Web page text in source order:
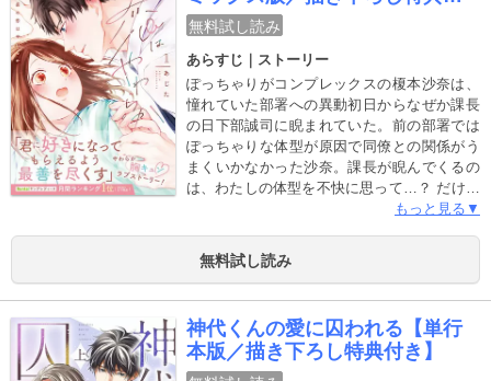
さい。
き】
無料試し読み
あらすじ｜ストーリー
ぽっちゃりがコンプレックスの榎本沙奈は、
憧れていた部署への異動初日からなぜか課長
の日下部誠司に睨まれていた。前の部署では
ぽっちゃりな体型が原因で同僚との関係がう
まくいかなかった沙奈。課長が睨んでくるの
は、わたしの体型を不快に思って…？ だけど
時折優しさも見せる課長。ますます睨まれて
って課長に理由を聞いてみることに。そうし
て課長から告げられたのはまさかの言葉で
は、現在配信している「日下部課長の恋はや
わらか（1）～（6）」の内容が含まれており
ます。重複購入にご注意下さい。
もっと見る▼
無料試し読み
神代くんの愛に囚われる【単行
本版／描き下ろし特典付き】